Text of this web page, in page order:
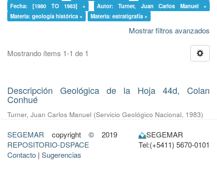
Fecha: [1980 TO 1983] ×
Autor: Turner, Juan Carlos Manuel ×
Materia: geología histórica ×
Materia: estratigrafía ×
Mostrar filtros avanzados
Mostrando ítems 1-1 de 1
Descripción Geológica de la Hoja 44d, Colan
Conhué
Turner, Juan Carlos Manuel (Servicio Geológico Nacional, 1983)
SEGEMAR copyright © 2019
REPOSITORIO-DSPACE
Contacto | Sugerencias
SEGEMAR
Tel:(+5411) 5670-0101